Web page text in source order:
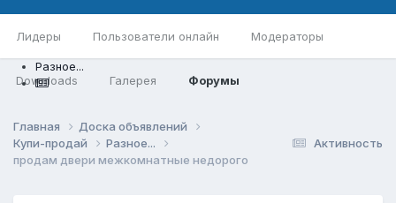
Лидеры Пользователи онлайн Модераторы
Downloads Галерея Форумы
Разное...
Активность
Главная
Доска объявлений
Купи-продай
Разное...
продам двери межкомнатные недорого